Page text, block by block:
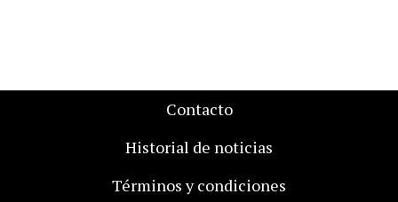
Contacto
Historial de noticias
Términos y condiciones